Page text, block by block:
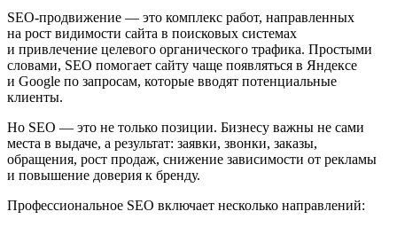
SEO-продвижение — это комплекс работ, направленных
на рост видимости сайта в поисковых системах
и привлечение целевого органического трафика. Простыми
словами, SEO помогает сайту чаще появляться в Яндексе
и Google по запросам, которые вводят потенциальные
клиенты.
Но SEO — это не только позиции. Бизнесу важны не сами
места в выдаче, а результат: заявки, звонки, заказы,
обращения, рост продаж, снижение зависимости от рекламы
и повышение доверия к бренду.
Профессиональное SEO включает несколько направлений: